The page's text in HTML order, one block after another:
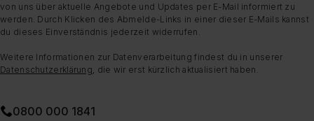
von uns über aktuelle Angebote und Updates per E-Mail informiert zu
werden. Durch Klicken des Abmelde-Links in einer dieser E-Mails kannst
du dieses Einverständnis jederzeit widerrufen.
Weitere Informationen zur Datenverarbeitung findest du in unserer
Datenschutzerklärung , die wir erst kürzlich aktualisiert haben.
0800 000 1841